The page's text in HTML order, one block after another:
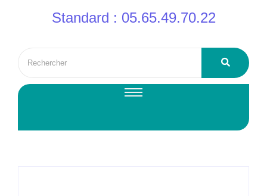
Standard : 05.65.49.70.22